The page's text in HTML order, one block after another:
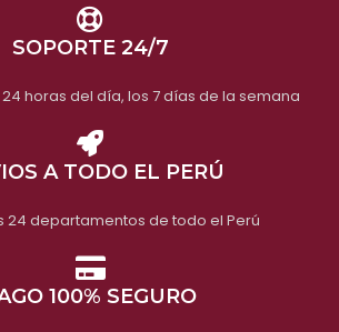
SOPORTE 24/7
horas del día, los 7 días de la semana
A TODO EL PERÚ
24 departamentos de todo el Perú
100% SEGURO